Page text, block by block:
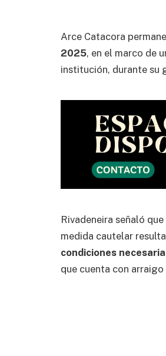
Arce Catacora
2025, en el marco de
institución, durante su
Rivadeneira señaló
medida cautelar
condiciones
que cuenta con